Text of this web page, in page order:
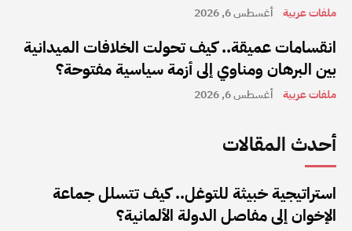
ملفات عربية أغسطس 6, 2026
انقسامات عميقة.. كيف تحولت الخلافات الميدانية
بين البرهان ومناوي إلى أزمة سياسية مفتوحة؟
ملفات عربية أغسطس 6, 2026
أحدث المقالات
استراتيجية خبيثة للتوغل.. كيف تتسلل جماعة
الإخوان إلى مفاصل الدولة الألمانية؟